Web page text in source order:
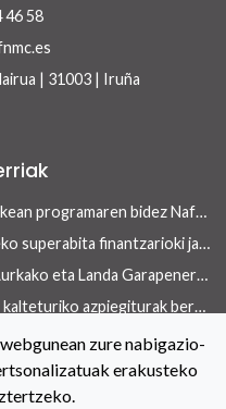
46 58
| 31003 | Iruña
NUKFk harrera egin die Oporrak Bakean programaren bidez Nafarroara uda igarotzera etorritako saharar haurrei
Nafarroako toki-erakundeek 2025eko superabita finantzarioki jasangarriak diren inbertsioak egiteko erabili ahalko dute 13/2026 Errege lege-dekretua onetsi ondoren
Aurkeztu dute Despopulazioaren Aurkako eta Landa Garapenerako Foru Legearen aurreproiektua
DANAk Valentziako 175 udalerritan kalteturiko azpiegiturak berreraikitzen parte-hartuko dute Nafarroako toki-erakundeek
Toki-erakundeetan berdintasuneko politikak indartzeko hitzarmena berritu dute NUKFk eta Nafarroako Gobernuak
zure nabigazio-
erakusteko